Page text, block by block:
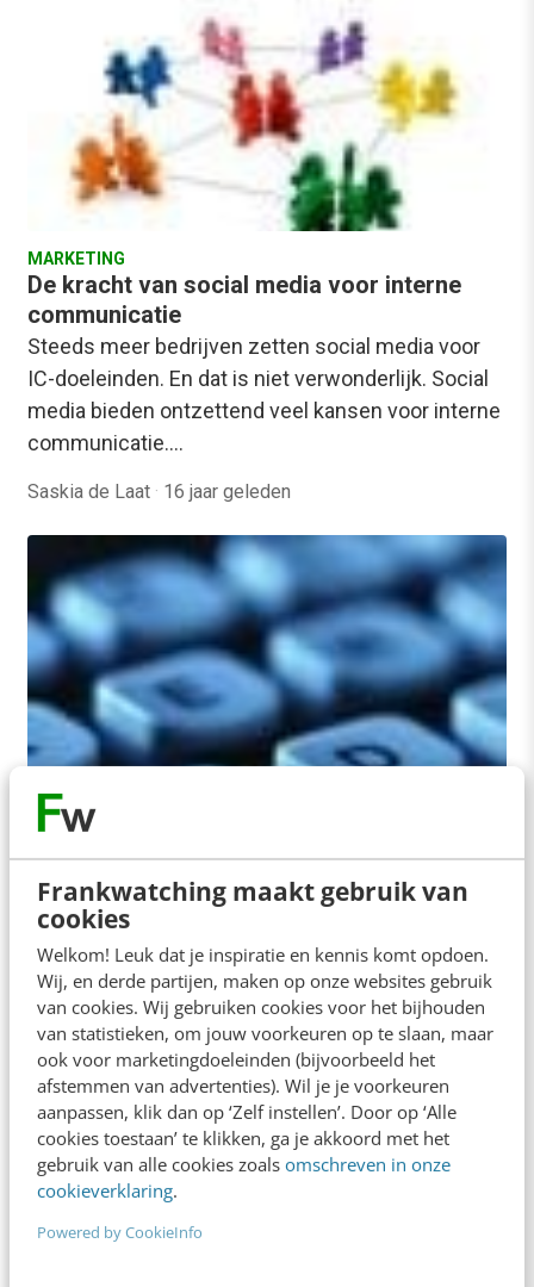
Frankwatching maakt gebruik van
cookies
Welkom! Leuk dat je inspiratie en kennis komt opdoen.
Wij, en derde partijen, maken op onze websites gebruik
van cookies. Wij gebruiken cookies voor het bijhouden
van statistieken, om jouw voorkeuren op te slaan, maar
ook voor marketingdoeleinden (bijvoorbeeld het
afstemmen van advertenties). Wil je je voorkeuren
aanpassen, klik dan op ‘Zelf instellen’. Door op ‘Alle
cookies toestaan’ te klikken, ga je akkoord met het
gebruik van alle cookies zoals omschreven in onze
cookieverklaring.
Powered by CookieInfo
MARKETING
De kracht van social media voor interne
communicatie
Steeds meer bedrijven zetten social media voor
IC-doeleinden. En dat is niet verwonderlijk. Social
media bieden ontzettend veel kansen voor interne
communicatie.…
Saskia de Laat · 16 jaar geleden
KLANTCONTACT & CX
De noodzaak van een contentstrategie
Het lijkt zo eenvoudig: op een website maak je alle
informatie die je als organisatie kwijt wilt voor
iedereen toegankelijk. Je core…
Louise Nell· 16 jaar geleden